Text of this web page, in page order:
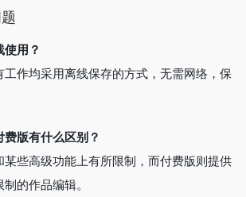
用？
工作均采用离线保存的方式，无需网络，保
版有什么区别？
些高级功能上有所限制，而付费版则提供
的作品编辑。